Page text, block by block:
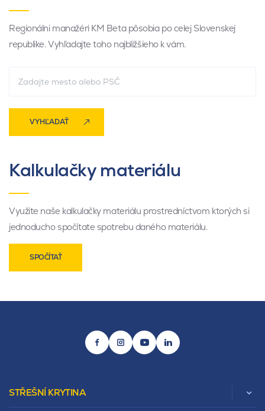
Regionálni manažéri KM Beta pôsobia po celej Slovenskej
republike. Vyhľadajte toho najbližšieho k vám.
VYHĽADAŤ
Kalkulačky materiálu
Využite naše kalkulačky materiálu prostredníctvom ktorých si
jednoducho spočítate spotrebu daného materiálu.
SPOČÍTAŤ
STŘEŠNÍ KRYTINA